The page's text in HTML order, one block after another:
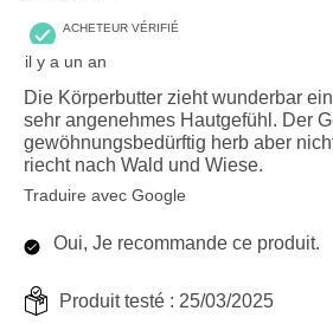
ACHETEUR VÉRIFIÉ
il y a un an
Die Körperbutter zieht wunderbar
sehr angenehmes Hautgefühl. Der
gewöhnungsbedürftig herb aber
riecht nach Wald und Wiese.
Traduire avec Google
Oui, Je recommande ce produit.
Produit testé : 25/03/2025